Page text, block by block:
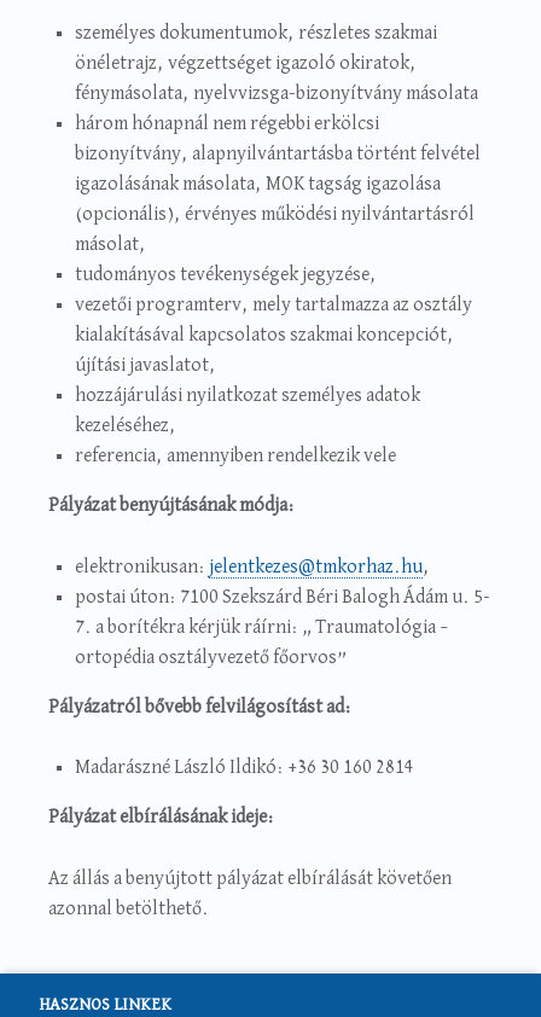
személyes dokumentumok, részletes szakmai
önéletrajz, végzettséget igazoló okiratok,
fénymásolata, nyelvvizsga-bizonyítvány másolata
három hónapnál nem régebbi erkölcsi
bizonyítvány, alapnyilvántartásba történt felvétel
igazolásának másolata, MOK tagság igazolása
(opcionális), érvényes működési nyilvántartásról
másolat,
tudományos tevékenységek jegyzése,
vezetői programterv, mely tartalmazza az osztály
kialakításával kapcsolatos szakmai koncepciót,
újítási javaslatot,
hozzájárulási nyilatkozat személyes adatok
kezeléséhez,
referencia, amennyiben rendelkezik vele
Pályázat benyújtásának módja:
elektronikusan: jelentkezes@tmkorhaz.hu,
postai úton: 7100 Szekszárd Béri Balogh Ádám u. 5-
7. a borítékra kérjük ráírni: „ Traumatológia –
ortopédia osztályvezető főorvos”
Pályázatról bővebb felvilágosítást ad:
Madarászné László Ildikó: +36 30 160 2814
Pályázat elbírálásának ideje:
Az állás a benyújtott pályázat elbírálását követően
azonnal betölthető.
HASZNOS LINKEK